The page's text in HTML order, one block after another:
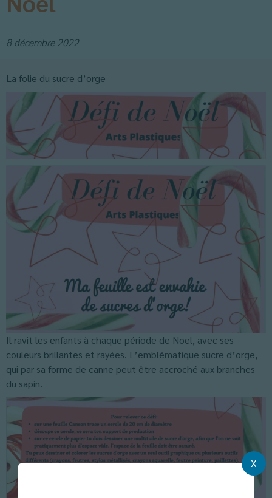
X
8 décembre 2022
La folie du sucre d’orge
Il ravit les enfants à chaque période de Noël, avec ses
couleurs brillantes et rayées. L’emblématique sucre d’orge,
qui par sa forme de canne peut être accroché aux branches
du sapin.